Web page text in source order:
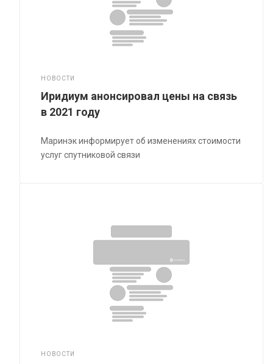
НОВОСТИ
Иридиум анонсировал цены на связь
в 2021 году
Маринэк информирует об изменениях стоимости
услуг спутниковой связи
НОВОСТИ